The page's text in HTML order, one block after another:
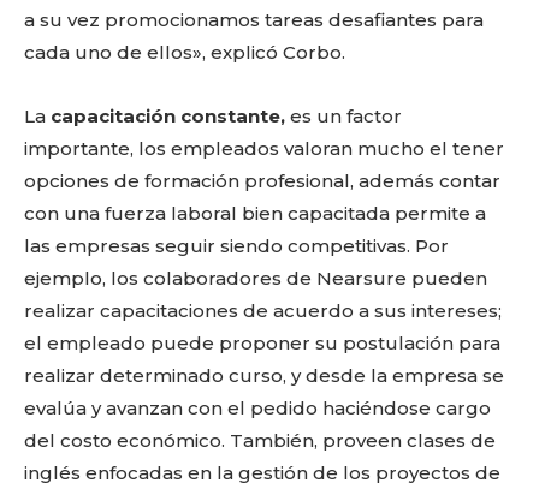
a su vez promocionamos tareas desafiantes para
cada uno de ellos», explicó Corbo.
La capacitación constante, es un factor
importante, los empleados valoran mucho el tener
opciones de formación profesional, además contar
con una fuerza laboral bien capacitada permite a
las empresas seguir siendo competitivas. Por
ejemplo, los colaboradores de Nearsure pueden
realizar capacitaciones de acuerdo a sus intereses;
el empleado puede proponer su postulación para
realizar determinado curso, y desde la empresa se
evalúa y avanzan con el pedido haciéndose cargo
del costo económico. También, proveen clases de
inglés enfocadas en la gestión de los proyectos de